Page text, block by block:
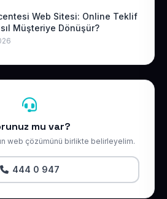
Web Sitesi: Online Teklif
Müşteriye Dönüşür?
mu var?
web çözümünü birlikte belirleyelim.
444 0 947